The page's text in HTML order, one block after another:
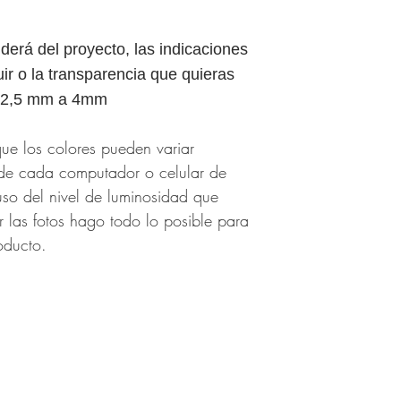
del proyecto, las indicaciones
o la transparencia que quieras
mm a 4mm
los colores pueden variar
cada computador o celular de
del nivel de luminosidad que
fotos hago todo lo posible para